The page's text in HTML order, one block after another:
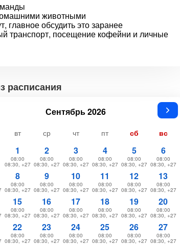
животными
обсудить это заранее
транспорт, посещение кофейни и личные
расписания
Сентябрь 2026
вт ср чт пт сб вс
1
08:00
08:30, +27
2
08:00
08:30, +27
3
08:00
08:30, +27
4
08:00
08:30, +27
5
08:00
08:30, +27
6
08:00
08:30, +27
8
08:00
08:30, +27
9
08:00
08:30, +27
10
08:00
08:30, +27
11
08:00
08:30, +27
12
08:00
08:30, +27
13
08:00
08:30, +27
15
08:00
08:30, +27
16
08:00
08:30, +27
17
08:00
08:30, +27
18
08:00
08:30, +27
19
08:00
08:30, +27
20
08:00
08:30, +27
22
08:00
08:30, +27
23
08:00
08:30, +27
24
08:00
08:30, +27
25
08:00
08:30, +27
26
08:00
08:30, +27
27
08:00
08:30, +27